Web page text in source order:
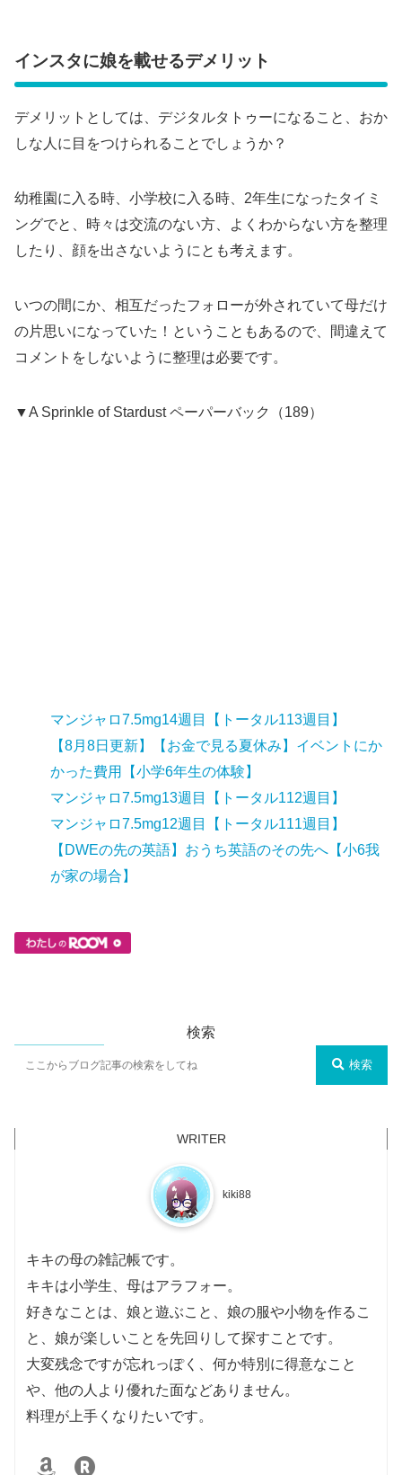
インスタに娘を載せるデメリット
デメリットとしては、デジタルタトゥーになること、おか
しな人に目をつけられることでしょうか？
幼稚園に入る時、小学校に入る時、2年生になったタイミ
ングでと、時々は交流のない方、よくわからない方を整理
したり、顔を出さないようにとも考えます。
いつの間にか、相互だったフォローが外されていて母だけ
の片思いになっていた！ということもあるので、間違えて
コメントをしないように整理は必要です。
▼A Sprinkle of Stardust ペーパーバック（189）
マンジャロ7.5mg14週目【トータル113週目】
【8月8日更新】【お金で見る夏休み】イベントにか
かった費用【小学6年生の体験】
マンジャロ7.5mg13週目【トータル112週目】
マンジャロ7.5mg12週目【トータル111週目】
【DWEの先の英語】おうち英語のその先へ【小6我
が家の場合】
検索
検索
kiki88
キキの母の雑記帳です。
キキは小学生、母はアラフォー。
好きなことは、娘と遊ぶこと、娘の服や小物を作るこ
と、娘が楽しいことを先回りして探すことです。
大変残念ですが忘れっぽく、何か特別に得意なこと
や、他の人より優れた面などありません。
料理が上手くなりたいです。